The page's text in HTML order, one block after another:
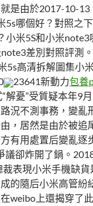
是由於2017-10-13
5s哪個好？對照之
小米5S和小米
差別對照評測
5s高清拆解圖集小
23641新動力包養
解憂”受質疑本年9
況不測事務，變亂
，居然是由於被追
有用處置后變亂逐
議卻炸開了鍋。
裁表現小米手機缺
的隨后小米高管紛
weibo上還揭穿了